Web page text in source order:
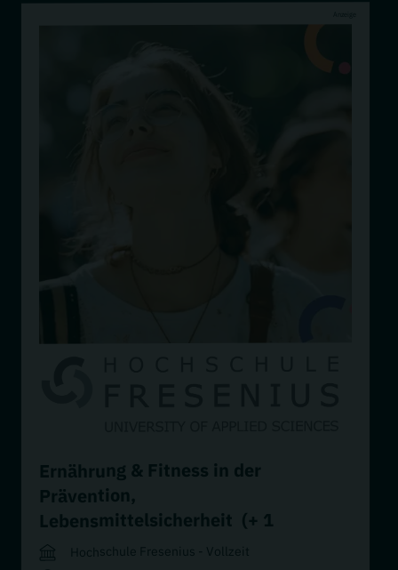
Ernährung & Fitness in der
Prävention,
Lebensmittelsicherheit (+ 1
weiteres)
Hochschule Fresenius - Vollzeit